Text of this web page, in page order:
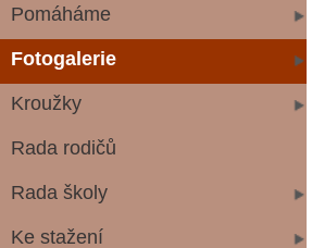
Pomáháme
Fotogalerie
Kroužky
Rada rodičů
Rada školy
Ke stažení